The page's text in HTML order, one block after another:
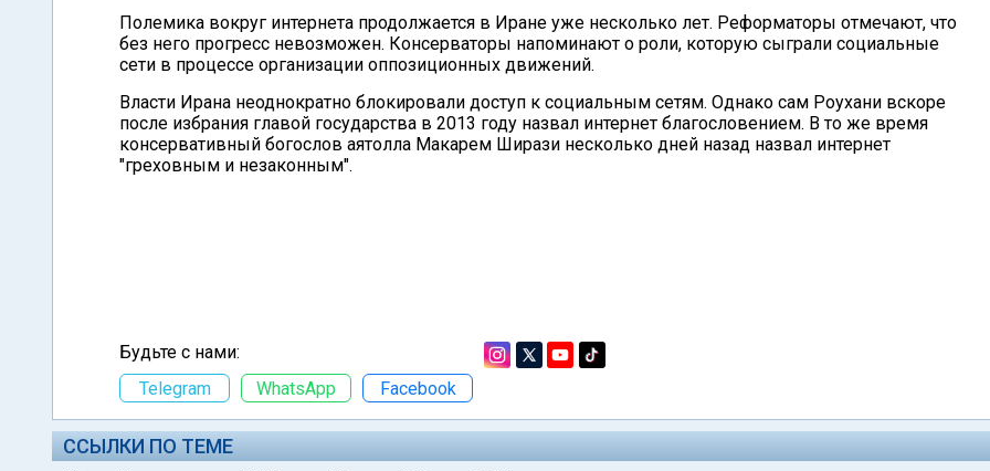
Полемика вокруг интернета продолжается в Иране уже несколько лет. Реформаторы отмечают, что
без него прогресс невозможен. Консерваторы напоминают о роли, которую сыграли социальные
сети в процессе организации оппозиционных движений.
Власти Ирана неоднократно блокировали доступ к социальным сетям. Однако сам Роухани вскоре
после избрания главой государства в 2013 году назвал интернет благословением. В то же время
консервативный богослов аятолла Макарем Ширази несколько дней назад назвал интернет
"греховным и незаконным".
Будьте с нами:
Telegram
WhatsApp Facebook
ССЫЛКИ ПО ТЕМЕ